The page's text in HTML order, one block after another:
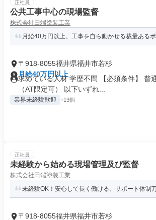
正社員
公共工事中心の現場監督
株式会社田端塗装工業
月給40万円以上。工事を自ら動かせる裁量あるポ
〒918-8055福井県福井市若杉
月給40万円以上
求めている人材 学歴不問 【必須条件】 普
（AT限定可） 以下いずれ...
業界未経験歓迎 +13個
正社員
未経験から始める現場管理及び監督
株式会社田端塗装工業
未経験OK！安心して長く働ける、サポート体制
〒918-8055福井県福井市若杉